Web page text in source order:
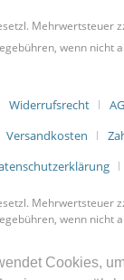
Cookies,
Mehrwertsteuer
wenn nicht
Widerrufsrecht
Versandkosten
Mehrwertsteuer
wenn nicht